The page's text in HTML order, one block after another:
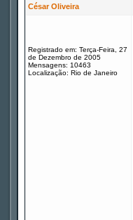
César Oliveira
Registrado em: Terça-Feira, 27
de Dezembro de 2005
Mensagens: 10463
Localização: Rio de Janeiro